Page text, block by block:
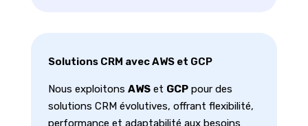
Solutions CRM avec AWS et GCP
Nous exploitons AWSet GCPpour des
solutions CRM évolutives, offrant flexibilité,
performance et adaptabilité aux besoins